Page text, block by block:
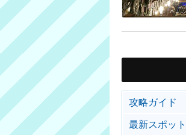
攻略ガイド
最新スポット